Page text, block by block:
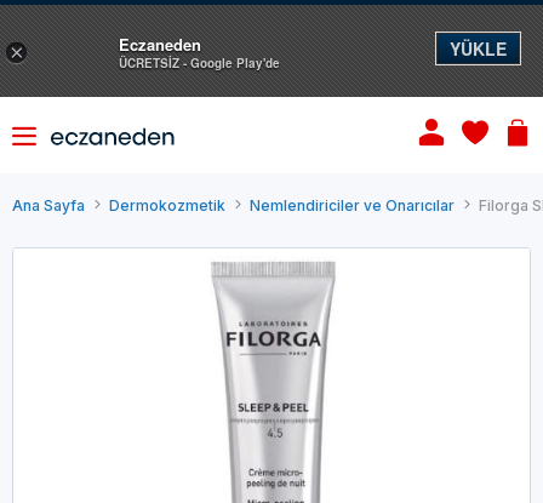
Ana Sayfa Dermokozmetik Nemlendiriciler ve Onarıcılar Filorga
× Eczaneden
ÜCRETSİZ - Google Play'de
YÜKLE